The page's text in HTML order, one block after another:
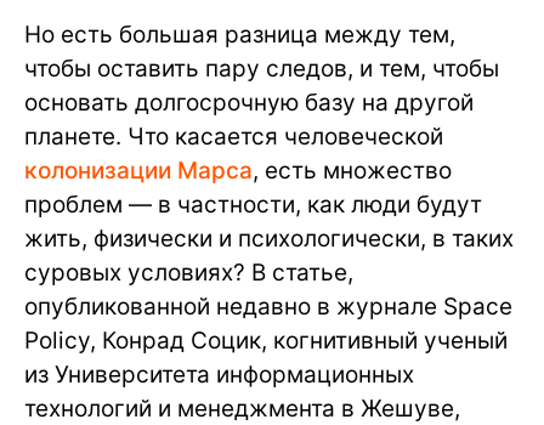
Но есть большая разница между тем,
чтобы оставить пару следов, и тем, чтобы
основать долгосрочную базу на другой
планете. Что касается человеческой
колонизации Марса, есть множество
проблем — в частности, как люди будут
жить, физически и психологически, в таких
суровых условиях? В статье,
опубликованной недавно в журнале Space
Policy, Конрад Социк, когнитивный ученый
из Университета информационных
технологий и менеджмента в Жешуве,